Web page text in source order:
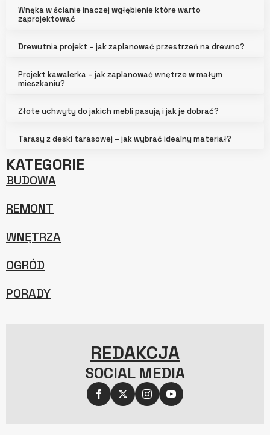
Wnęka w ścianie inaczej wgłębienie które warto
zaprojektować
Drewutnia projekt – jak zaplanować przestrzeń na drewno?
Projekt kawalerka – jak zaplanować wnętrze w małym
mieszkaniu?
Złote uchwyty do jakich mebli pasują i jak je dobrać?
Tarasy z deski tarasowej – jak wybrać idealny materiał?
KATEGORIE
BUDOWA
REMONT
WNĘTRZA
OGRÓD
PORADY
REDAKCJA
SOCIAL MEDIA